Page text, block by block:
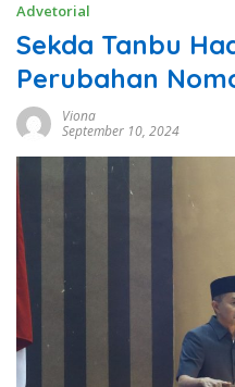
Advetorial
Sekda Tanbu
Perubahan
Viona
September 10, 2024